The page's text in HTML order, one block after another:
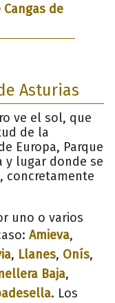
de
Asturias
ve el sol, que
de la
Europa, Parque
y lugar donde se
concretamente
uno o varios
Amieva,
, Llanes, Onís,
Baja,
. Los